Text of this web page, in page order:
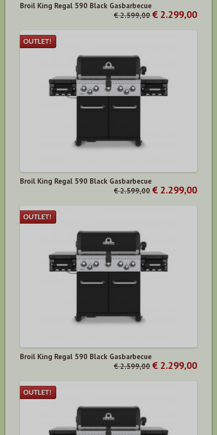
Broil King Regal 590 Black Gasbarbecue
€ 2.599,00 € 2.299,00
Broil King Regal 590 Black Gasbarbecue
€ 2.599,00 € 2.299,00
Broil King Regal 590 Black Gasbarbecue
€ 2.599,00 € 2.299,00